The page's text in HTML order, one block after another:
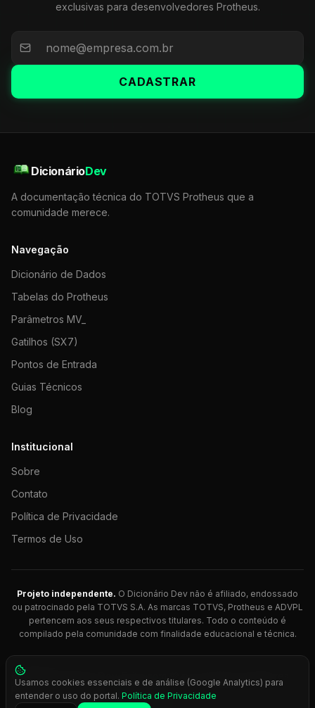
exclusivas para desenvolvedores Protheus.
CADASTRAR
DicionárioDev
A documentação técnica do TOTVS Protheus que a
comunidade merece.
Navegação
Dicionário de Dados
Tabelas do Protheus
Parâmetros MV_
Gatilhos (SX7)
Pontos de Entrada
Guias Técnicos
Blog
Institucional
Sobre
Contato
Política de Privacidade
Termos de Uso
Projeto independente. O Dicionário Dev não é afiliado, endossado
ou patrocinado pela TOTVS S.A. As marcas TOTVS, Protheus e ADVPL
pertencem aos seus respectivos titulares. Todo o conteúdo é
compilado pela comunidade com finalidade educacional e técnica.
© 2026 Dicionário Dev. Feito com 💚 para desenvolvedores
Protheus.
Press Ctrl+K
Usamos cookies essenciais e de análise (Google Analytics) para
entender o uso do portal. Política de Privacidade